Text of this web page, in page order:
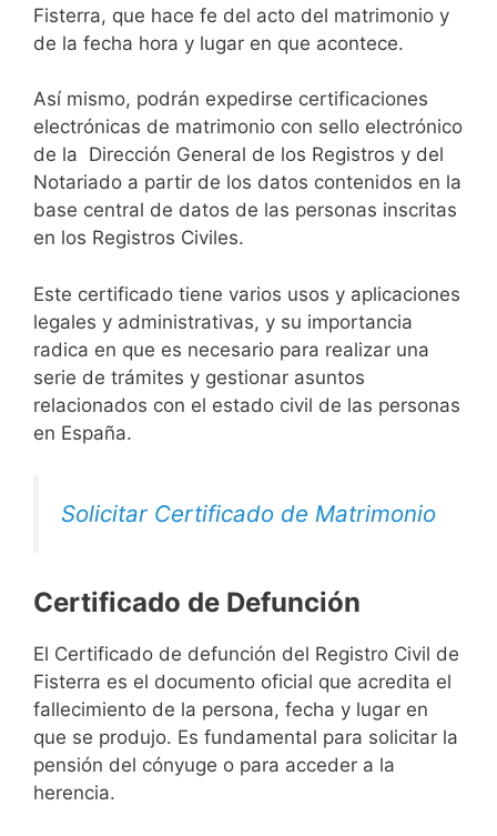
Fisterra, que hace fe del acto del matrimonio y
de la fecha hora y lugar en que acontece.
Así mismo, podrán expedirse certificaciones
electrónicas de matrimonio con sello electrónico
de la Dirección General de los Registros y del
Notariado a partir de los datos contenidos en la
base central de datos de las personas inscritas
en los Registros Civiles.
Este certificado tiene varios usos y aplicaciones
legales y administrativas, y su importancia
radica en que es necesario para realizar una
serie de trámites y gestionar asuntos
relacionados con el estado civil de las personas
en España.
Solicitar Certificado de Matrimonio
Certificado de Defunción
El Certificado de defunción del Registro Civil de
Fisterra es el documento oficial que acredita el
fallecimiento de la persona, fecha y lugar en
que se produjo. Es fundamental para solicitar la
pensión del cónyuge o para acceder a la
herencia.